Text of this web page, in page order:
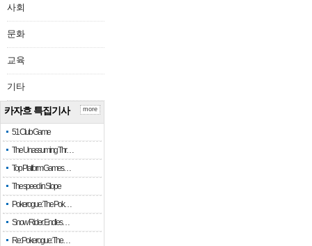
사회
문화
교육
기타
카자흐 특집기사
51 Club Game
The Unassuming Thr…
Top Platform Games…
The speed in Slope
Pokerogue: The Pok…
Snow Rider: Endles…
Re: Pokerogue: The…
more